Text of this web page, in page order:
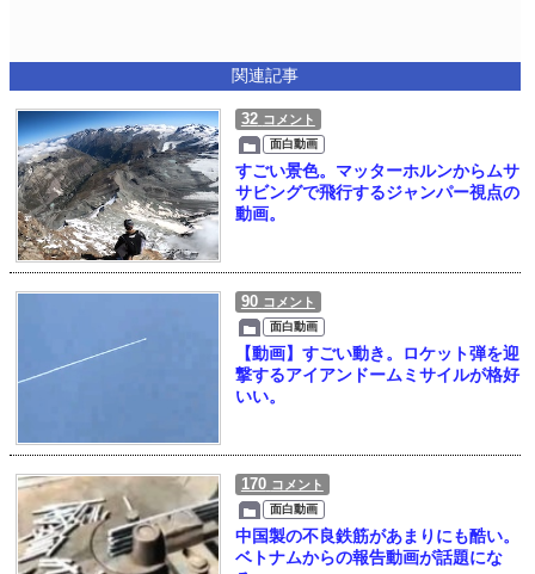
関連記事
32 コメント
面白動画
すごい景色。マッターホルンからムサ
サビングで飛行するジャンパー視点の
動画。
90 コメント
面白動画
【動画】すごい動き。ロケット弾を迎
撃するアイアンドームミサイルが格好
いい。
170 コメント
面白動画
中国製の不良鉄筋があまりにも酷い。
ベトナムからの報告動画が話題にな